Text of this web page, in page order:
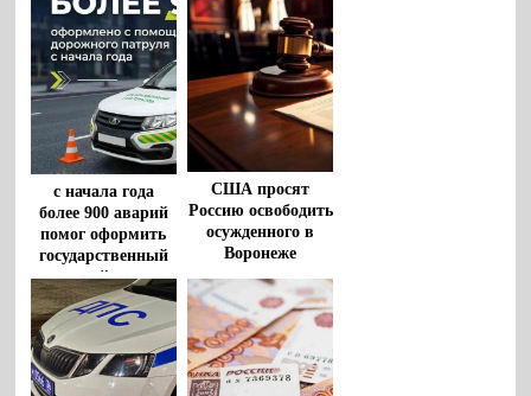
с начала года
более 900 аварий
помог оформить
государственный
дорожный патруль
США просят
Россию освободить
осужденного в
Воронеже
американца
Роберта Гилмана